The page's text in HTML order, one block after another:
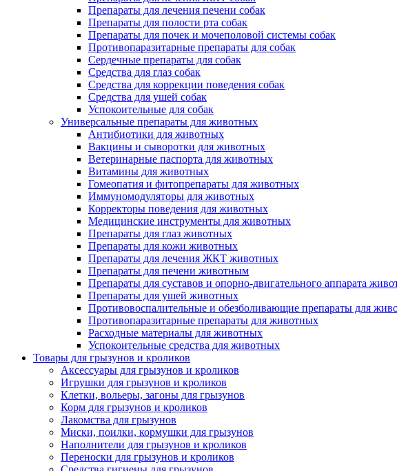
Препараты для лечения печени собак
Препараты для полости рта собак
Препараты для почек и мочеполовой системы собак
Противопаразитарные препараты для собак
Сердечные препараты для собак
Средства для глаз собак
Средства для коррекции поведения собак
Средства для ушей собак
Успокоительные для собак
Универсальные препараты для животных
Антибиотики для животных
Вакцины и сыворотки для животных
Ветеринарные паспорта для животных
Витамины для животных
Гомеопатия и фитопрепараты для животных
Иммуномодуляторы для животных
Корректоры поведения для животных
Медицинские инструменты для животных
Препараты для глаз животных
Препараты для кожи животных
Препараты для лечения ЖКТ животных
Препараты для печени животным
Препараты для суставов и опорно-двигательного аппарата
Препараты для ушей животных
Противовоспалительные и обезболивающие препараты для
Противопаразитарные препараты для животных
Расходные материалы для животных
Успокоительные средства для животных
Товары для грызунов и кроликов
Аксессуары для грызунов и кроликов
Игрушки для грызунов и кроликов
Клетки, вольеры, загоны для грызунов
Корм для грызунов и кроликов
Лакомства для грызунов
Миски, поилки, кормушки для грызунов
Наполнители для грызунов и кроликов
Переноски для грызунов и кроликов